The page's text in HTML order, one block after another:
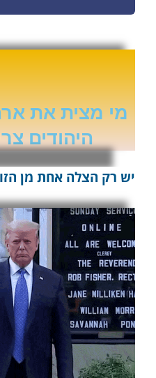
מי מצית את
היהודים
יש רק הצלה אחת מן